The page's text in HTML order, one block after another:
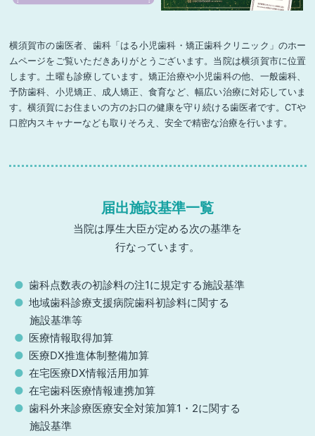
横須賀市の歯医者、歯科「はる小児歯科・矯正歯科クリニック」のホー
ムページをご覧いただきありがとうございます。当院は横須賀市に位置
します。土曜も診療しています。矯正治療や小児歯科の他、一般歯科、
予防歯科、小児矯正、成人矯正、食育など、幅広い治療に対応していま
す。横須賀にお住まいの方のお口の健康を守り続ける歯医者です。CTや
口腔内スキャナーなども取りそろえ、安全で精密な治療を行います。
届出施設基準一覧
当院は厚生大臣が定める次の基準を
行なっています。
歯科点数表の初診料の注1に規定する施設基準
地域歯科診療支援病院歯科初診料に関する
施設基準等
医療情報取得加算
医療DX推進体制整備加算
在宅医療DX情報活用加算
在宅歯科医療情報連携加算
歯科外来診療医療安全対策加算1・2に関する
施設基準